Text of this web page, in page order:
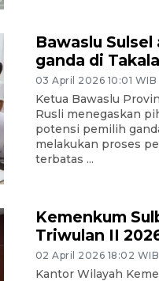
Bawaslu
ganda di
03 April 2026 10:01 WIB
Ketua Bawaslu
Rusli menegaskan
potensi pemilih
melakukan proses
terbatas ...
Kemenkum
Triwulan II
02 April 2026 18:02 WIB
Kantor Wilayah